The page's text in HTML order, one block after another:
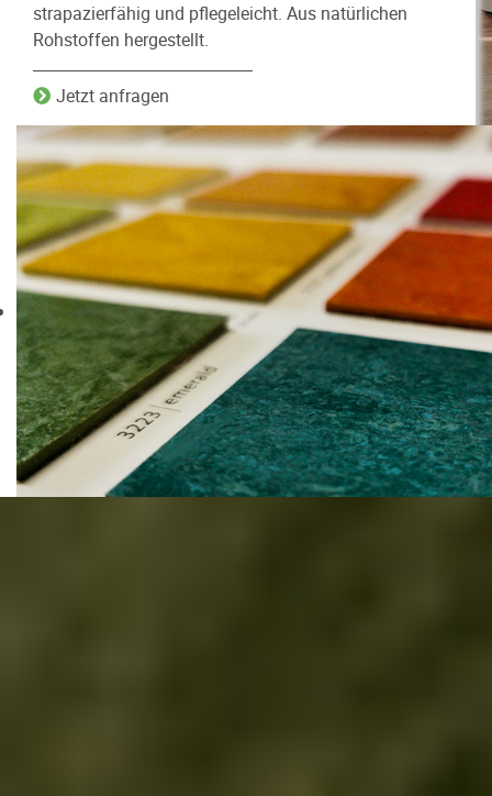
strapazierfähig und pflegeleicht. Aus natürlichen
Rohstoffen hergestellt.
Jetzt anfragen